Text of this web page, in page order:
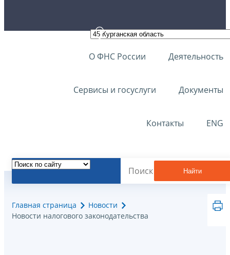
О ФНС России Деятельность
Сервисы и госуслуги Документы
Контакты ENG
Найти
Главная страница
Новости
Новости налогового законодательства